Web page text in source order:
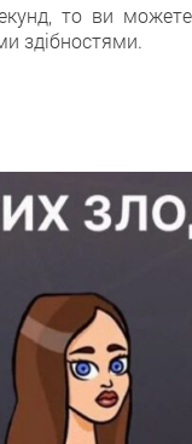
то ви
здібностями.